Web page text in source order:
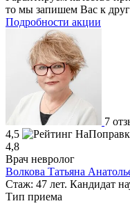
то мы запишем Вас к
Подробности акции
7
4,5
4,8
Врач невролог
Волкова Татьяна
Стаж: 47 лет. Кандидат
Тип приема